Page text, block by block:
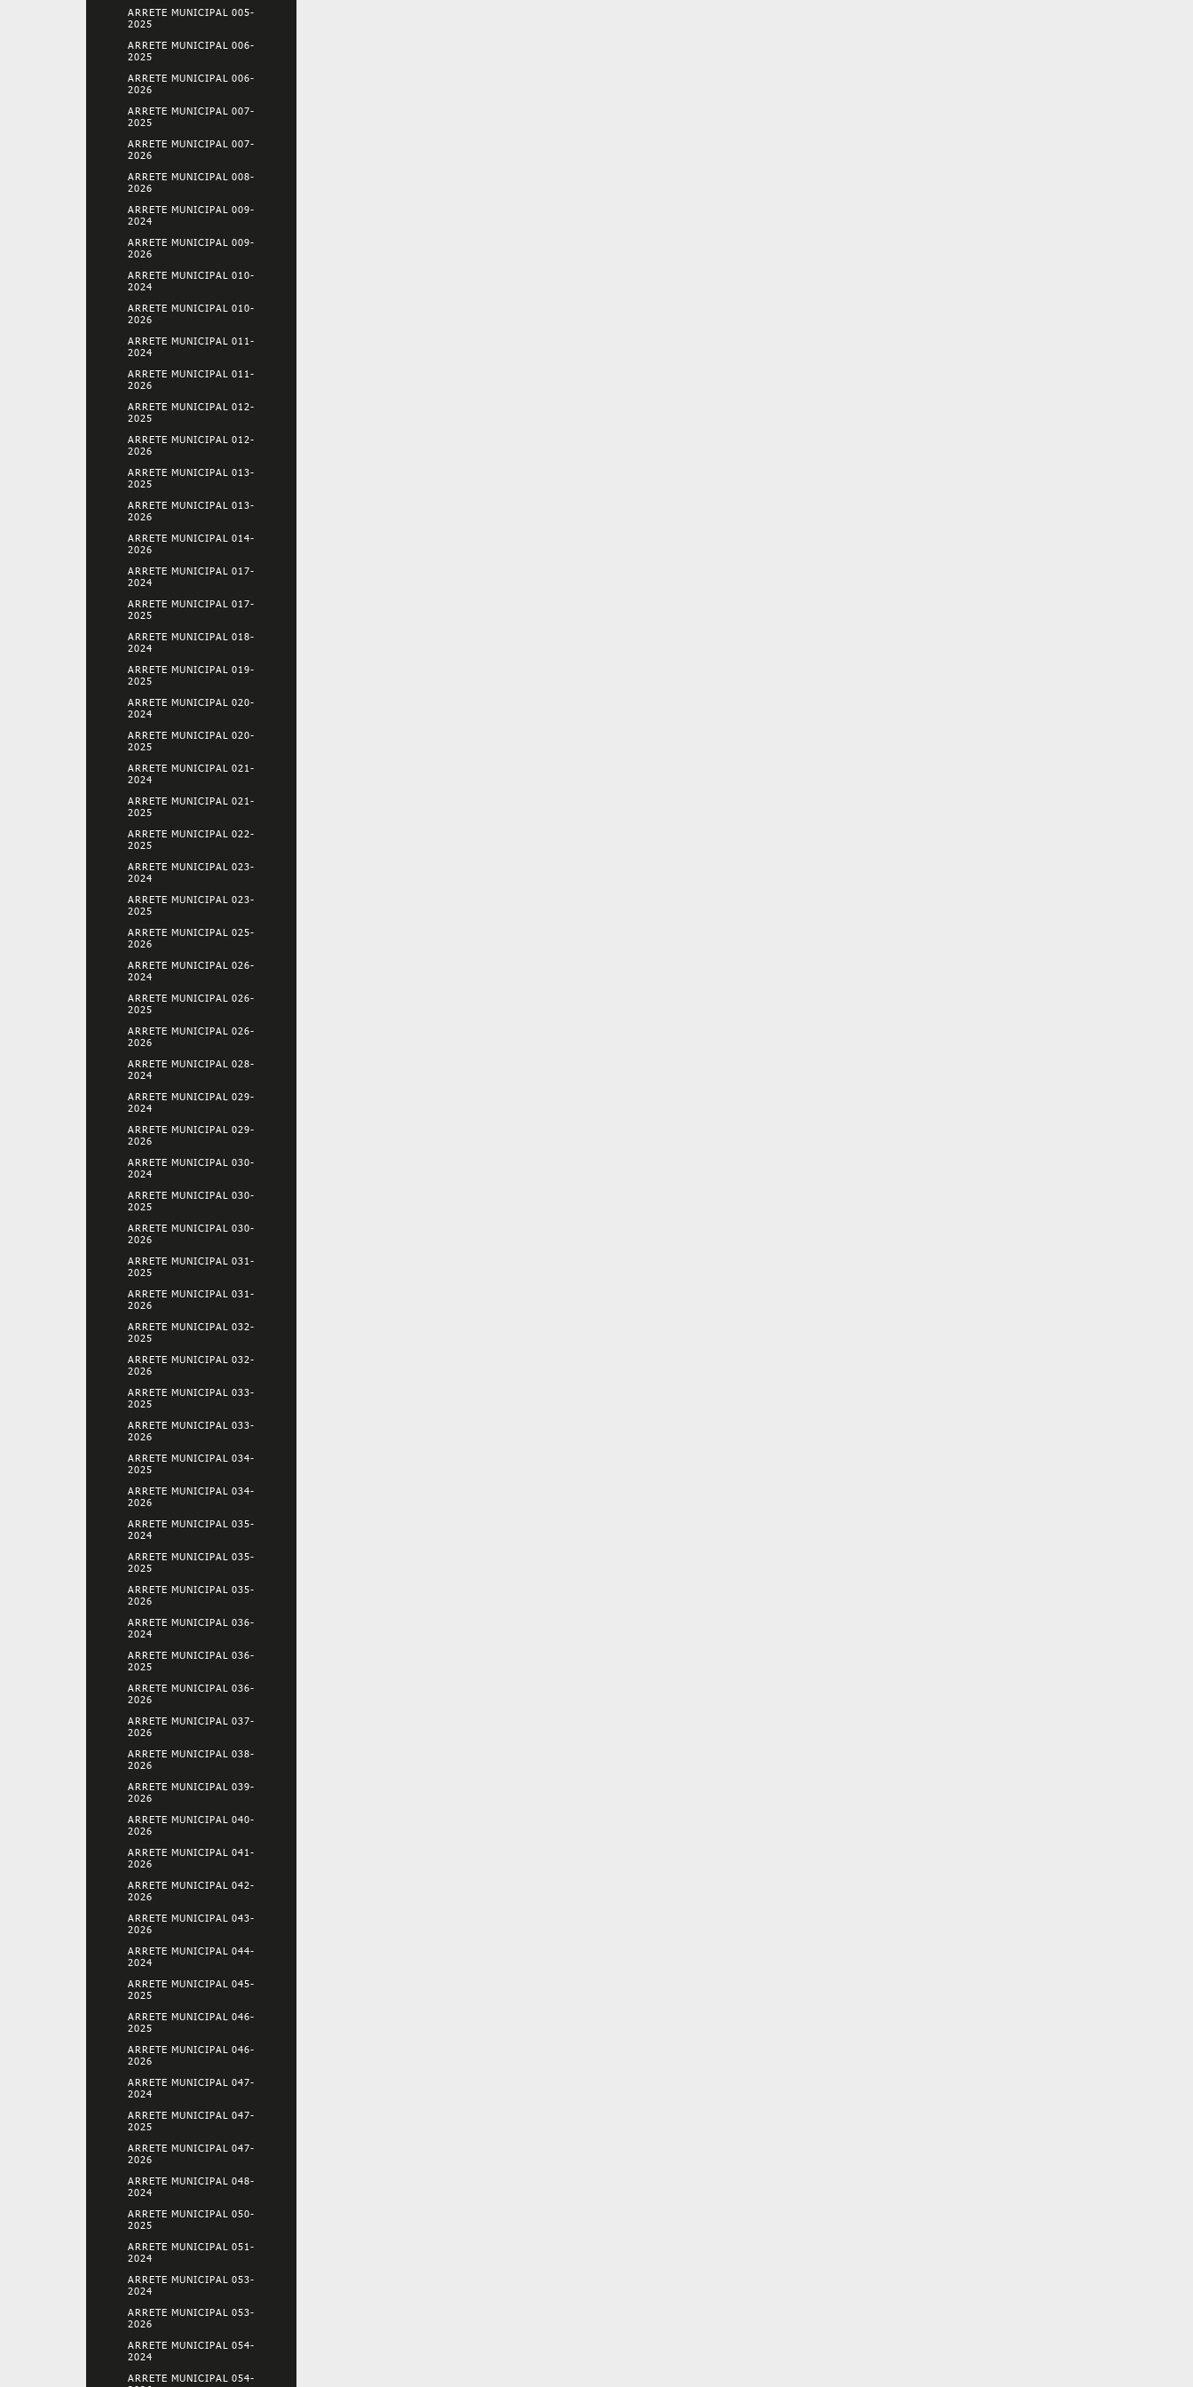
ARRETE MUNICIPAL 005-
2025
ARRETE MUNICIPAL 006-
2025
ARRETE MUNICIPAL 006-
2026
ARRETE MUNICIPAL 007-
2025
ARRETE MUNICIPAL 007-
2026
ARRETE MUNICIPAL 008-
2026
ARRETE MUNICIPAL 009-
2024
ARRETE MUNICIPAL 009-
2026
ARRETE MUNICIPAL 010-
2024
ARRETE MUNICIPAL 010-
2026
ARRETE MUNICIPAL 011-
2024
ARRETE MUNICIPAL 011-
2026
ARRETE MUNICIPAL 012-
2025
ARRETE MUNICIPAL 012-
2026
ARRETE MUNICIPAL 013-
2025
ARRETE MUNICIPAL 013-
2026
ARRETE MUNICIPAL 014-
2026
ARRETE MUNICIPAL 017-
2024
ARRETE MUNICIPAL 017-
2025
ARRETE MUNICIPAL 018-
2024
ARRETE MUNICIPAL 019-
2025
ARRETE MUNICIPAL 020-
2024
ARRETE MUNICIPAL 020-
2025
ARRETE MUNICIPAL 021-
2024
ARRETE MUNICIPAL 021-
2025
ARRETE MUNICIPAL 022-
2025
ARRETE MUNICIPAL 023-
2024
ARRETE MUNICIPAL 023-
2025
ARRETE MUNICIPAL 025-
2026
ARRETE MUNICIPAL 026-
2024
ARRETE MUNICIPAL 026-
2025
ARRETE MUNICIPAL 026-
2026
ARRETE MUNICIPAL 028-
2024
ARRETE MUNICIPAL 029-
2024
ARRETE MUNICIPAL 029-
2026
ARRETE MUNICIPAL 030-
2024
ARRETE MUNICIPAL 030-
2025
ARRETE MUNICIPAL 030-
2026
ARRETE MUNICIPAL 031-
2025
ARRETE MUNICIPAL 031-
2026
ARRETE MUNICIPAL 032-
2025
ARRETE MUNICIPAL 032-
2026
ARRETE MUNICIPAL 033-
2025
ARRETE MUNICIPAL 033-
2026
ARRETE MUNICIPAL 034-
2025
ARRETE MUNICIPAL 034-
2026
ARRETE MUNICIPAL 035-
2024
ARRETE MUNICIPAL 035-
2025
ARRETE MUNICIPAL 035-
2026
ARRETE MUNICIPAL 036-
2024
ARRETE MUNICIPAL 036-
2025
ARRETE MUNICIPAL 036-
2026
ARRETE MUNICIPAL 037-
2026
ARRETE MUNICIPAL 038-
2026
ARRETE MUNICIPAL 039-
2026
ARRETE MUNICIPAL 040-
2026
ARRETE MUNICIPAL 041-
2026
ARRETE MUNICIPAL 042-
2026
ARRETE MUNICIPAL 043-
2026
ARRETE MUNICIPAL 044-
2024
ARRETE MUNICIPAL 045-
2025
ARRETE MUNICIPAL 046-
2025
ARRETE MUNICIPAL 046-
2026
ARRETE MUNICIPAL 047-
2024
ARRETE MUNICIPAL 047-
2025
ARRETE MUNICIPAL 047-
2026
ARRETE MUNICIPAL 048-
2024
ARRETE MUNICIPAL 050-
2025
ARRETE MUNICIPAL 051-
2024
ARRETE MUNICIPAL 053-
2024
ARRETE MUNICIPAL 053-
2026
ARRETE MUNICIPAL 054-
2024
ARRETE MUNICIPAL 054-